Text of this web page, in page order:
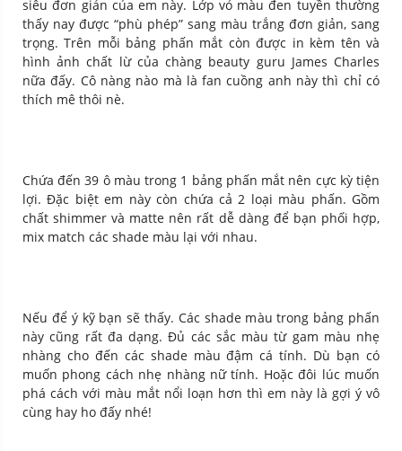
siêu đơn giản của em này. Lớp vỏ màu đen tuyền thường
thấy nay được “phù phép” sang màu trắng đơn giản, sang
trọng. Trên mỗi bảng phấn mắt còn được in kèm tên và
hình ảnh chất lừ của chàng beauty guru James Charles
nữa đấy. Cô nàng nào mà là fan cuồng anh này thì chỉ có
thích mê thôi nè.
Chứa đến 39 ô màu trong 1 bảng phấn mắt nên cực kỳ tiện
lợi. Đặc biệt em này còn chứa cả 2 loại màu phấn. Gồm
chất shimmer và matte nên rất dễ dàng để bạn phối hợp,
mix match các shade màu lại với nhau.
Nếu để ý kỹ bạn sẽ thấy. Các shade màu trong bảng phấn
này cũng rất đa dạng. Đủ các sắc màu từ gam màu nhẹ
nhàng cho đến các shade màu đậm cá tính. Dù bạn có
muốn phong cách nhẹ nhàng nữ tính. Hoặc đôi lúc muốn
phá cách với màu mắt nổi loạn hơn thì em này là gợi ý vô
cùng hay ho đấy nhé!